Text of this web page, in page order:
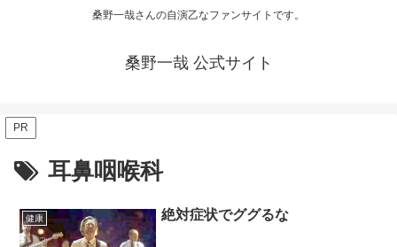
桑野一哉さんの自演乙なファンサイトです。
桑野一哉 公式サイト
PR
耳鼻咽喉科
健康 絶対症状でググるな